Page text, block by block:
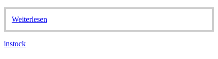
Weiterlesen
instock